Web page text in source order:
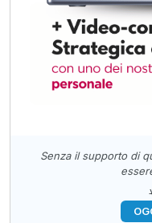
Senza il supporto di